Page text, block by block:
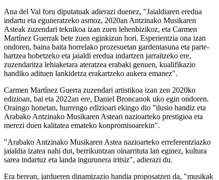
Ana del Val foru diputatuak adierazi duenez, "Jaialdiaren eredua
indartu eta eguneratzeko asmoz, 2020an Antzinako Musikaren
Asteak zuzendari teknikoa izan zuen lehenbizikoz, eta Carmen
Martínez Guerrak bete zuen eginkizun hori. Esperientzia ona izan
ondoren, baina baita horrelako prozesuetan gardentasuna eta parte-
hartzea hobetzeko eta jaialdi eredua indartzen jarraitzeko ere,
zuzendaritza lehiaketara ateratzea erabaki genuen, kualifikazio
handiko adituen lankidetza erakartzeko aukera emanez".
Carmen Martínez Guerra zuzendari artistikoa izan zen 2020ko
edizioan, bai eta 2022an ere, Daniel Broncanok uko egin ondoren.
Oraingo honetan, hurrengo edizioari ekingo dio "ilusio handiz eta
Arabako Antzinako Musikaren Asteari nazioarteko prestigioa eta
merezi duen kalitatea emateko konpromisoarekin".
"Arabako Antzinako Musikaren Astea nazioarteko erreferentziazko
jaialdia izatea nahi dut, berrikuntzan oinarrituta lan eginez, kultura
sarea indartuz eta landa ingurunera iritsiz", adierazi du.
Era berean, jardueren dinamizazio handia proposatzen da, "musikak